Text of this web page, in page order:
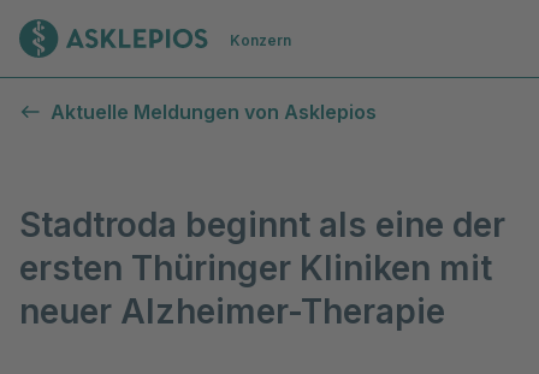
Zur Startseite
Konzern
Aktuelle Meldungen von Asklepios
Stadtroda beginnt als eine der
ersten Thüringer Kliniken mit
neuer Alzheimer-Therapie